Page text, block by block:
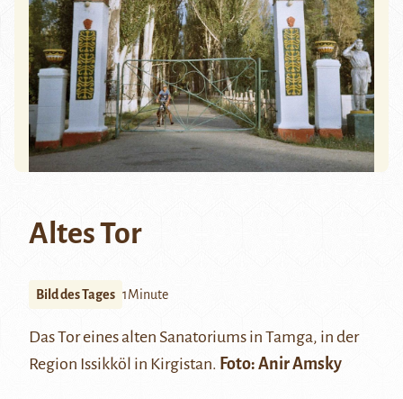
Altes Tor
Bild des Tages 1Minute
Das Tor eines alten Sanatoriums in Tamga, in der
Region Issikköl in Kirgistan. Foto: Anir Amsky